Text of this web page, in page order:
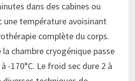
dans des cabines ou
une température avoisinant
complète du corps.
chambre cryogénique passe
-170°C. Le froid sec dure 2 à